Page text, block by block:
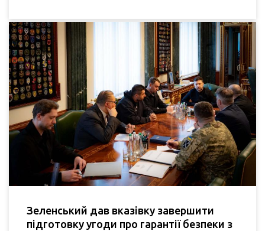
Зеленський дав вказівку завершити
підготовку угоди про гарантії безпеки з